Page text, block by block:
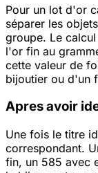
Pour un lot d'or
séparer les
groupe. Le
l'or fin au
cette valeur de
bijoutier ou d'un
Apres avoir
Une fois le titre
correspondant.
fin, un 585 avec